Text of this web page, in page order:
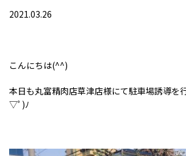
2021.03.26
こんにちは(^^)
本日も丸富精肉店草津店様にて駐車場誘導を
▽ﾟ)ﾉ